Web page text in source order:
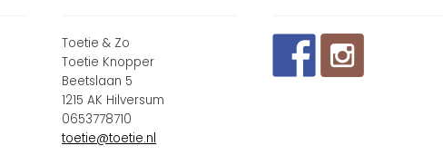
Toetie & Zo
Toetie Knopper
Beetslaan 5
1215 AK Hilversum
0653778710
toetie@toetie.nl